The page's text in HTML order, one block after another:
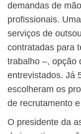
demandas de
profissionais.
serviços de
contratadas para
trabalho –, opção
entrevistados. Já
escolheram os
de recrutamento
O presidente da